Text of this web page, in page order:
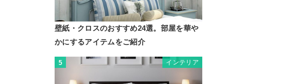
壁紙・クロスのおすすめ24選。部屋を華や
かにするアイテムをご紹介
5 インテリア